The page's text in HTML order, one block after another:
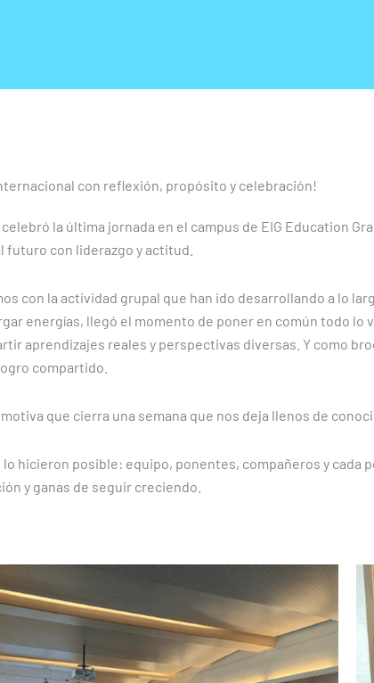
con reflexión, propósito y celebración!
celebró la última jornada en el campus de EIG Education
futuro con liderazgo y actitud.
con la actividad grupal que han ido desarrollando a lo
energías, llegó el momento de poner en común todo
aprendizajes reales y perspectivas diversas. Y como
compartido.
que cierra una semana que nos deja llenos de
lo hicieron posible: equipo, ponentes, compañeros y cada
y ganas de seguir creciendo.